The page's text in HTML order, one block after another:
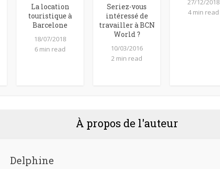
La location
touristique à
Barcelone
18/07/2018
6 min read
Seriez-vous
intéressé de
travailler à BCN
World ?
10/03/2016
2 min read
27/12/2018
4 min read
À propos de l'auteur
Delphine